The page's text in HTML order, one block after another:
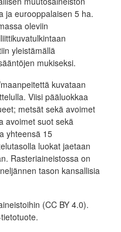
ja eurooppalaisen 5 ha.
oleviin
yleistämällä
mukiseksi.
kuvataan
Viisi pääluokkaa
metsät sekä avoimet
avoimet suot sekä
yhteensä 15
luokat jaetaan
Rasteriaineistossa on
tason kansallisia
(CC BY 4.0).